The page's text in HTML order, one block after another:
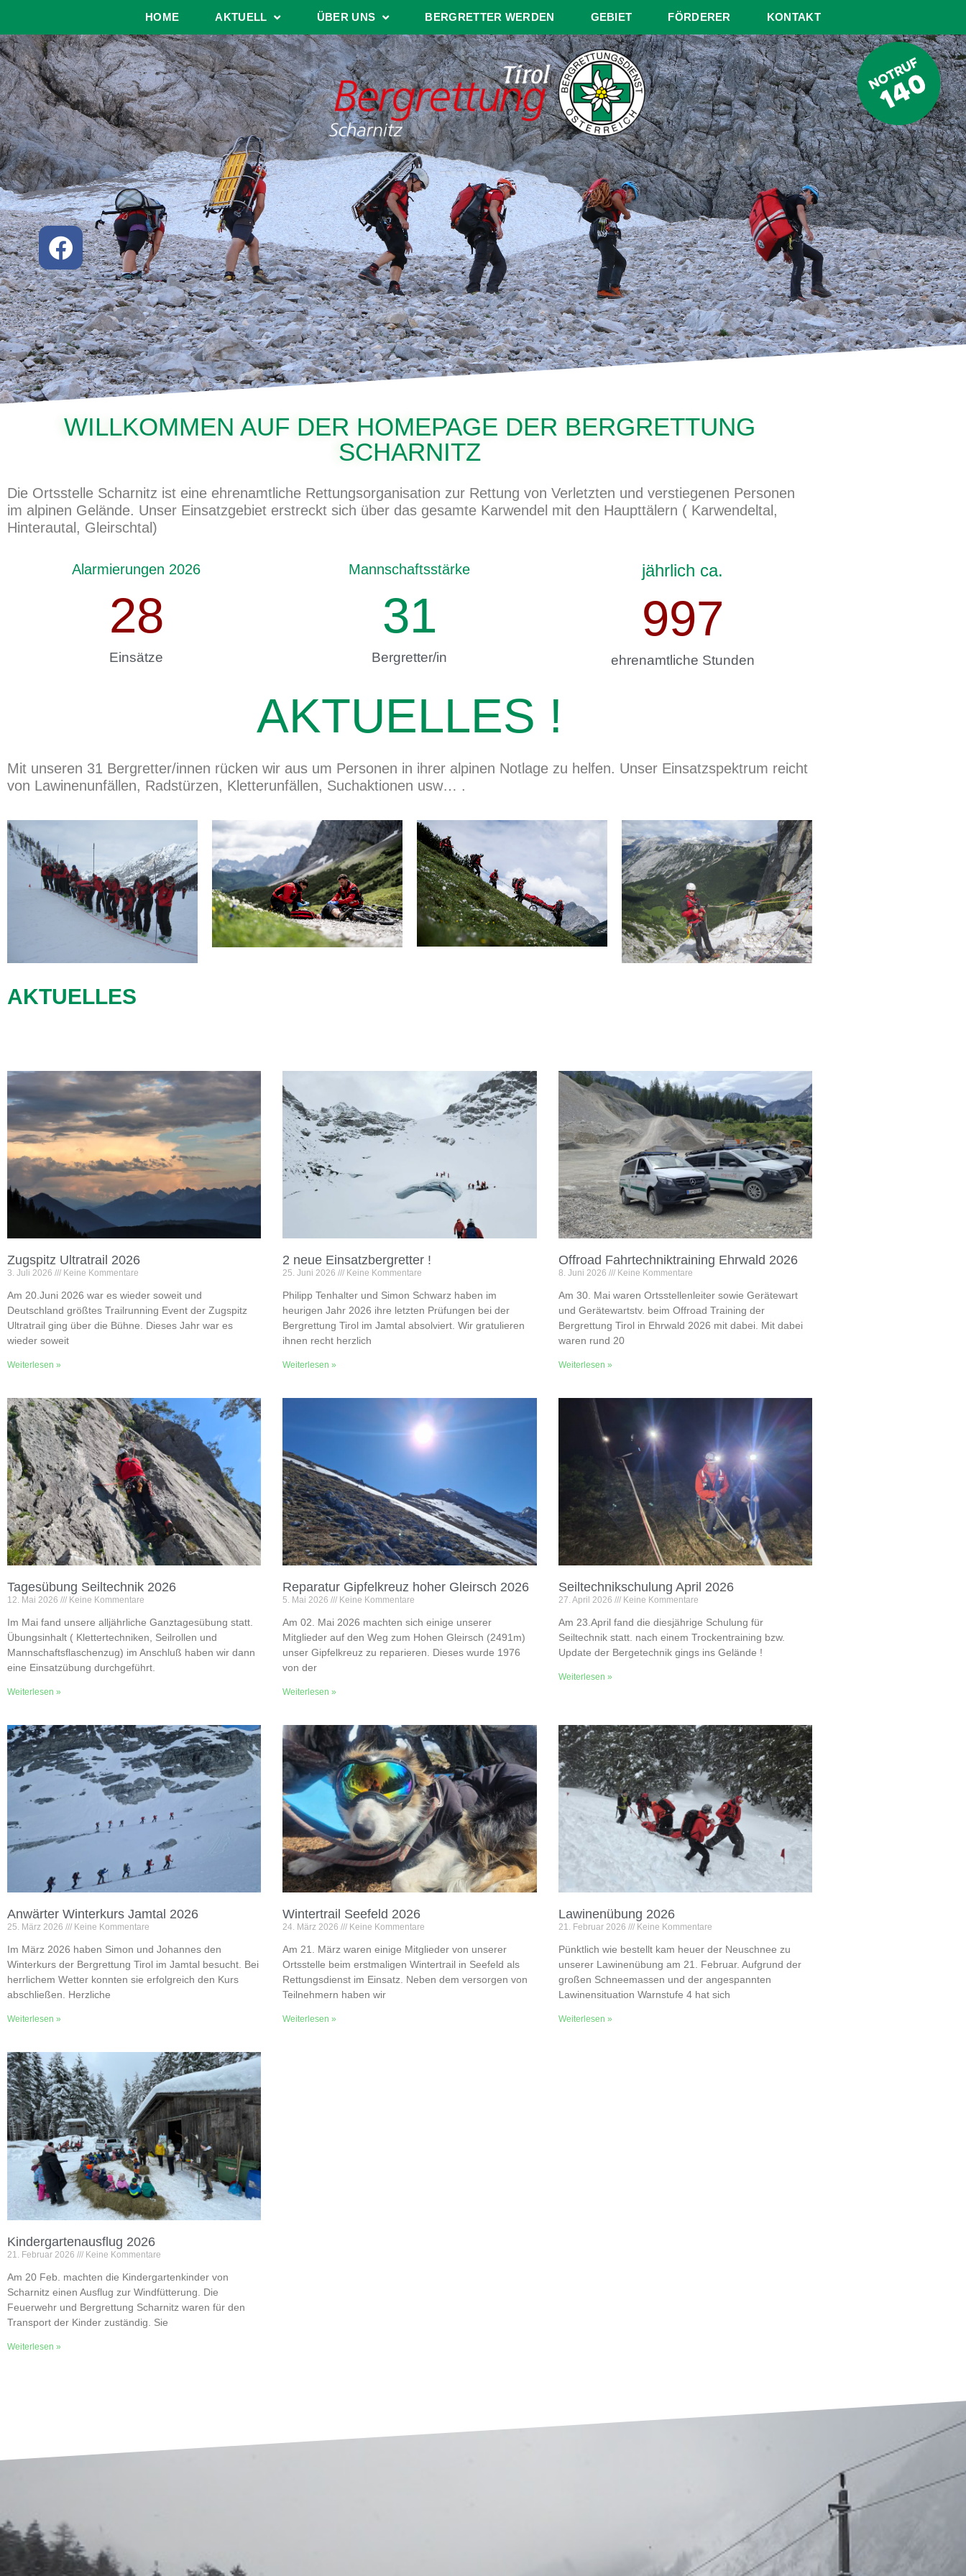
HOME AKTUELL ÜBER UNS BERGRETTER WERDEN GEBIET FÖRDERER KONTAKT
WILLKOMMEN AUF DER HOMEPAGE DER BERGRETTUNG
SCHARNITZ
Die Ortsstelle Scharnitz ist eine ehrenamtliche Rettungsorganisation zur Rettung von Verletzten und verstiegenen Personen
im alpinen Gelände. Unser Einsatzgebiet erstreckt sich über das gesamte Karwendel mit den Haupttälern ( Karwendeltal,
Hinterautal, Gleirschtal)
Alarmierungen 2026
Einsätze
28
Mannschaftsstärke
Bergretter/in
31
jährlich ca.
ehrenamtliche Stunden
997
AKTUELLES !
Mit unseren 31 Bergretter/innen rücken wir aus um Personen in ihrer alpinen Notlage zu helfen. Unser Einsatzspektrum reicht
von Lawinenunfällen, Radstürzen, Kletterunfällen, Suchaktionen usw… .
AKTUELLES
Zugspitz Ultratrail 2026
3. Juli 2026 Keine Kommentare
Am 20.Juni 2026 war es wieder soweit und
Deutschland größtes Trailrunning Event der Zugspitz
Ultratrail ging über die Bühne. Dieses Jahr war es
wieder soweit
Weiterlesen »
2 neue Einsatzbergretter !
25. Juni 2026 Keine Kommentare
Philipp Tenhalter und Simon Schwarz haben im
heurigen Jahr 2026 ihre letzten Prüfungen bei der
Bergrettung Tirol im Jamtal absolviert. Wir gratulieren
ihnen recht herzlich
Weiterlesen »
Offroad Fahrtechniktraining Ehrwald 2026
8. Juni 2026 Keine Kommentare
Am 30. Mai waren Ortsstellenleiter sowie Gerätewart
und Gerätewartstv. beim Offroad Training der
Bergrettung Tirol in Ehrwald 2026 mit dabei. Mit dabei
waren rund 20
Weiterlesen »
Tagesübung Seiltechnik 2026
12. Mai 2026 Keine Kommentare
Im Mai fand unsere alljährliche Ganztagesübung statt.
Übungsinhalt ( Klettertechniken, Seilrollen und
Mannschaftsflaschenzug) im Anschluß haben wir dann
eine Einsatzübung durchgeführt.
Weiterlesen »
Reparatur Gipfelkreuz hoher Gleirsch 2026
5. Mai 2026 Keine Kommentare
Am 02. Mai 2026 machten sich einige unserer
Mitglieder auf den Weg zum Hohen Gleirsch (2491m)
unser Gipfelkreuz zu reparieren. Dieses wurde 1976
von der
Weiterlesen »
Seiltechnikschulung April 2026
27. April 2026 Keine Kommentare
Am 23.April fand die diesjährige Schulung für
Seiltechnik statt. nach einem Trockentraining bzw.
Update der Bergetechnik gings ins Gelände !
Weiterlesen »
Anwärter Winterkurs Jamtal 2026
25. März 2026 Keine Kommentare
Im März 2026 haben Simon und Johannes den
Winterkurs der Bergrettung Tirol im Jamtal besucht. Bei
herrlichem Wetter konnten sie erfolgreich den Kurs
abschließen. Herzliche
Weiterlesen »
Wintertrail Seefeld 2026
24. März 2026 Keine Kommentare
Am 21. März waren einige Mitglieder von unserer
Ortsstelle beim erstmaligen Wintertrail in Seefeld als
Rettungsdienst im Einsatz. Neben dem versorgen von
Teilnehmern haben wir
Weiterlesen »
Lawinenübung 2026
21. Februar 2026 Keine Kommentare
Pünktlich wie bestellt kam heuer der Neuschnee zu
unserer Lawinenübung am 21. Februar. Aufgrund der
großen Schneemassen und der angespannten
Lawinensituation Warnstufe 4 hat sich
Weiterlesen »
Kindergartenausflug 2026
21. Februar 2026 Keine Kommentare
Am 20 Feb. machten die Kindergartenkinder von
Scharnitz einen Ausflug zur Windfütterung. Die
Feuerwehr und Bergrettung Scharnitz waren für den
Transport der Kinder zuständig. Sie
Weiterlesen »